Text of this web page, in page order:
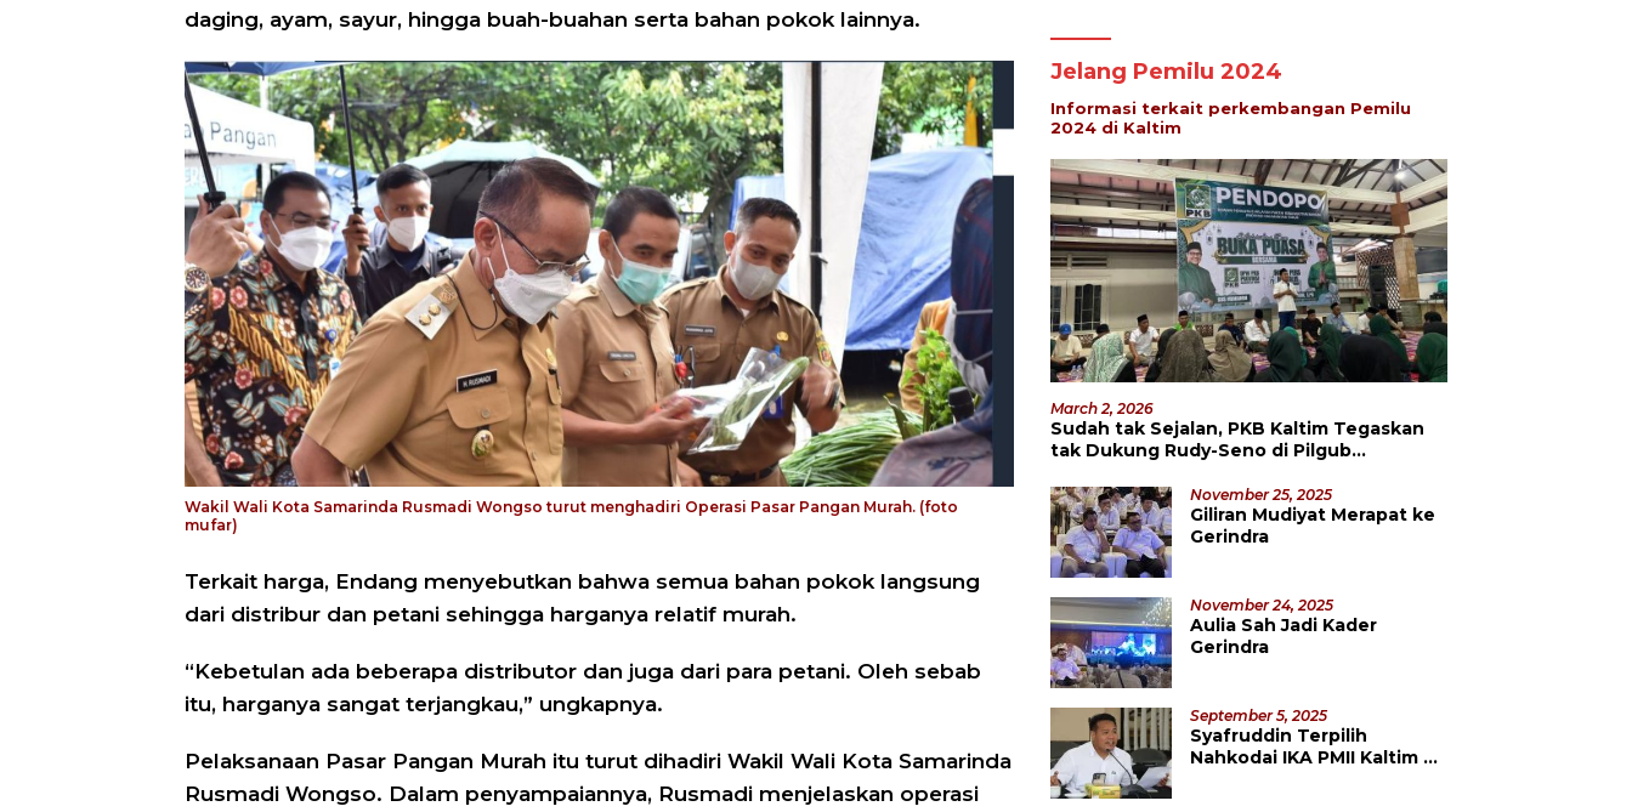
daging, ayam, sayur, hingga buah-buahan serta bahan pokok lainnya.
Wakil Wali Kota Samarinda Rusmadi Wongso turut menghadiri Operasi Pasar Pangan Murah. (foto
mufar)
Terkait harga, Endang menyebutkan bahwa semua bahan pokok langsung
dari distribur dan petani sehingga harganya relatif murah.
“Kebetulan ada beberapa distributor dan juga dari para petani. Oleh sebab
itu, harganya sangat terjangkau,” ungkapnya.
Pelaksanaan Pasar Pangan Murah itu turut dihadiri Wakil Wali Kota Samarinda
Rusmadi Wongso. Dalam penyampaiannya, Rusmadi menjelaskan operasi
Jelang Pemilu 2024
Informasi terkait perkembangan Pemilu
2024 di Kaltim
March 2, 2026
Sudah tak Sejalan, PKB Kaltim Tegaskan
tak Dukung Rudy-Seno di Pilgub
November 25, 2025
Giliran Mudiyat Merapat ke
Gerindra
November 24, 2025
Aulia Sah Jadi Kader
Gerindra
September 5, 2025
Syafruddin Terpilih
Nahkodai IKA PMII Kaltim 5